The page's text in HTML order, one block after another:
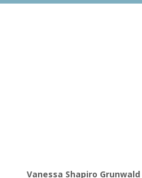
Vanessa Shapiro Grunwald